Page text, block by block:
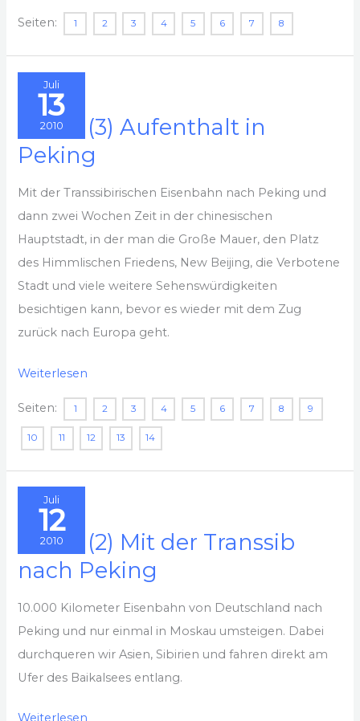
Mit
Transsib
durch
die
zurück
Seiten: 1 2 3 4 5 6 7 8
Juli
13
2010
2010 – (3) Aufenthalt in
Peking
Mit der Transsibirischen Eisenbahn nach Peking und
dann zwei Wochen Zeit in der chinesischen
Hauptstadt, in der man die Große Mauer, den Platz
des Himmlischen Friedens, New Beijing, die Verbotene
Stadt und viele weitere Sehenswürdigkeiten
besichtigen kann, bevor es wieder mit dem Zug
zurück nach Europa geht.
2010
Aufenthalt
Peking
Weiterlesen
Seiten: 1 2 3 4 5 6 7 8 9
10 11 12 13 14
Juli
12
2010
2010 – (2) Mit der Transsib
nach Peking
10.000 Kilometer Eisenbahn von Deutschland nach
Peking und nur einmal in Moskau umsteigen. Dabei
durchqueren wir Asien, Sibirien und fahren direkt am
Ufer des Baikalsees entlang.
2010